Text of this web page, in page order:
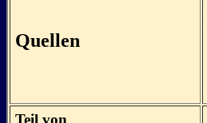
Quellen
Teil von